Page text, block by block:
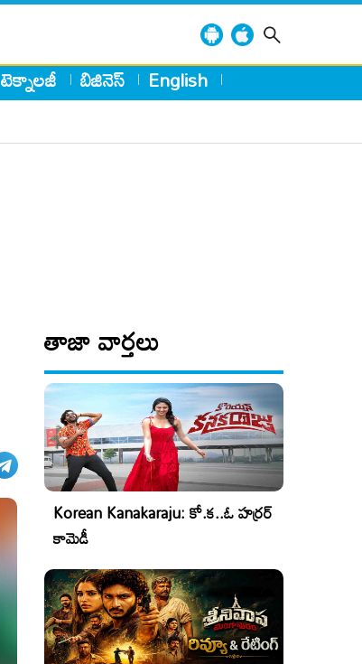
టెక్నాలజీ బిజినెస్ English
తాజా వార్తలు
Korean Kanakaraju: కో.క..ఓ హర్రర్
కామెడీ